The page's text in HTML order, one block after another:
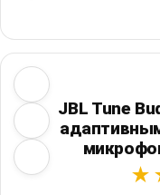
JBL Tune